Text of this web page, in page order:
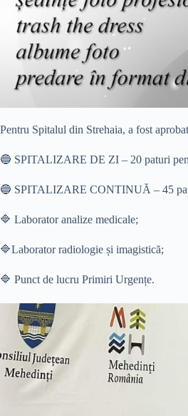
Pentru Spitalul din Strehaia, a fost
🔵 SPITALIZARE DE ZI – 20 paturi
🔵 SPITALIZARE CONTINUĂ – 45
🔷 Laborator analize medicale;
🔷Laborator radiologie și imagistică;
🔷 Punct de lucru Primiri Urgențe.